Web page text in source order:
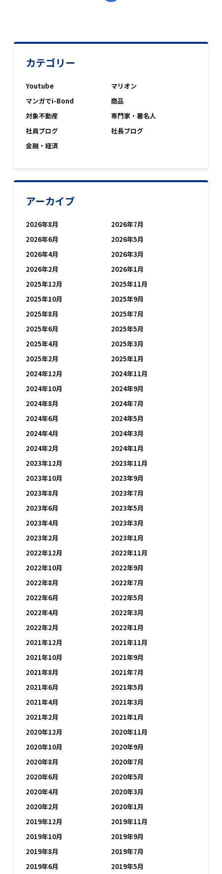
カテゴリー
Youtube
マリオン
マンガでi-Bond
商品
対象不動産
専門家・著名人
社員ブログ
社長ブログ
金融・経済
アーカイブ
2026年8月
2026年7月
2026年6月
2026年5月
2026年4月
2026年3月
2026年2月
2026年1月
2025年12月
2025年11月
2025年10月
2025年9月
2025年8月
2025年7月
2025年6月
2025年5月
2025年4月
2025年3月
2025年2月
2025年1月
2024年12月
2024年11月
2024年10月
2024年9月
2024年8月
2024年7月
2024年6月
2024年5月
2024年4月
2024年3月
2024年2月
2024年1月
2023年12月
2023年11月
2023年10月
2023年9月
2023年8月
2023年7月
2023年6月
2023年5月
2023年4月
2023年3月
2023年2月
2023年1月
2022年12月
2022年11月
2022年10月
2022年9月
2022年8月
2022年7月
2022年6月
2022年5月
2022年4月
2022年3月
2022年2月
2022年1月
2021年12月
2021年11月
2021年10月
2021年9月
2021年8月
2021年7月
2021年6月
2021年5月
2021年4月
2021年3月
2021年2月
2021年1月
2020年12月
2020年11月
2020年10月
2020年9月
2020年8月
2020年7月
2020年6月
2020年5月
2020年4月
2020年3月
2020年2月
2020年1月
2019年12月
2019年11月
2019年10月
2019年9月
2019年8月
2019年7月
2019年6月
2019年5月